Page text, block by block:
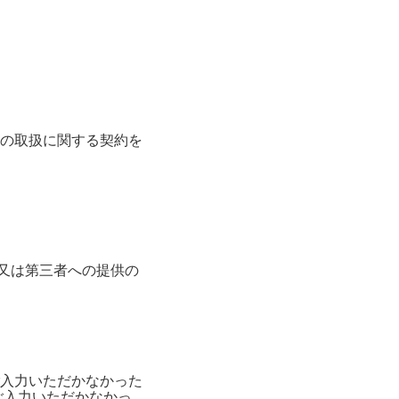
取扱に関する契約を
は第三者への提供の
力いただかなかった